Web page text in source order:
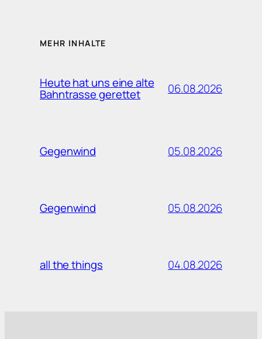
MEHR INHALTE
Heute hat uns eine alte
Bahntrasse gerettet 06.08.2026
Gegenwind 05.08.2026
Gegenwind 05.08.2026
all the things 04.08.2026